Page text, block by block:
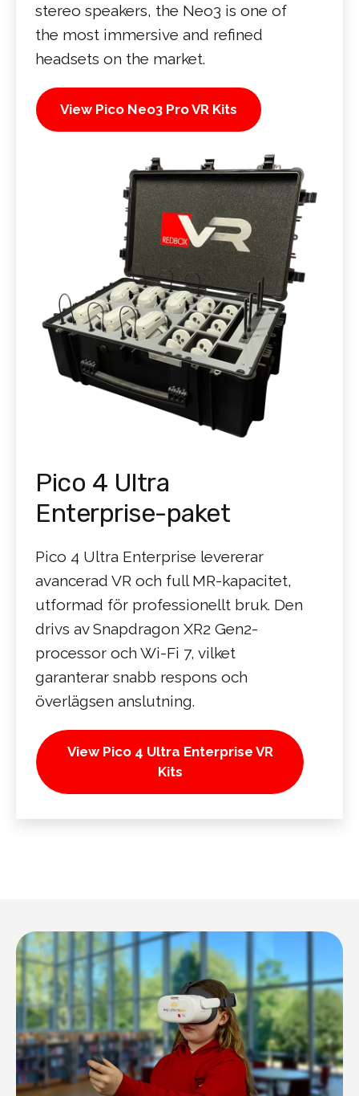
stereo speakers, the Neo3 is one of
the most immersive and refined
headsets on the market.
View Pico Neo3 Pro VR Kits
Pico 4 Ultra
Enterprise-paket
Pico 4 Ultra Enterprise levererar
avancerad VR och full MR-kapacitet,
utformad för professionellt bruk. Den
drivs av Snapdragon XR2 Gen2-
processor och Wi-Fi 7, vilket
garanterar snabb respons och
överlägsen anslutning.
View Pico 4 Ultra Enterprise VR
Kits